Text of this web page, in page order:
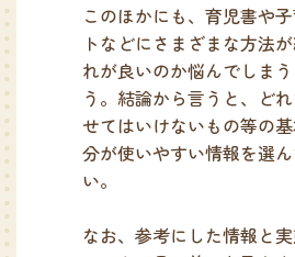
このほかにも、育児書や
トなどにさまざまな方法
れが良いのか悩んでしま
う。結論から言うと、ど
せてはいけないもの等の
分が使いやすい情報を選
い。
なお、参考にした情報と